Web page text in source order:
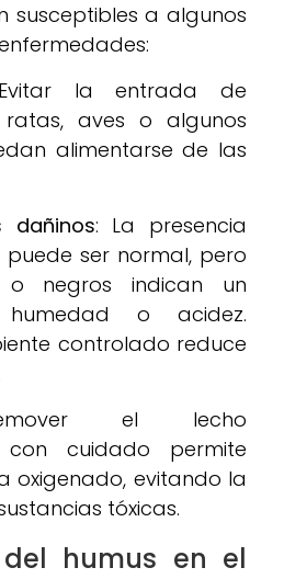
susceptibles a algunos
la entrada de
aves o algunos
alimentarse de las
dañinos: La presencia
ser normal, pero
o negros indican un
o acidez.
controlado reduce
el lecho
con cuidado permite
oxigenado, evitando la
tóxicas.
humus en el